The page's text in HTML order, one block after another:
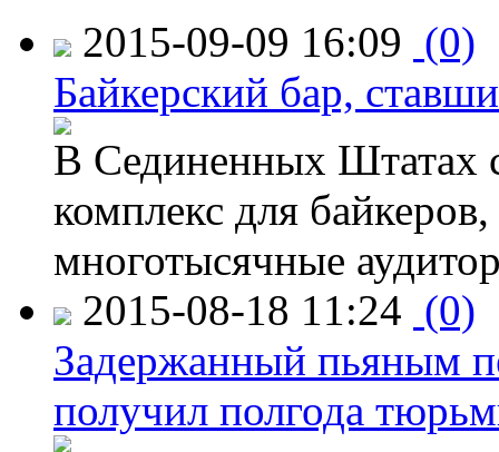
2015-09-09 16:09 (0)
Байкерский бар,
В Сединенных Штатах
комплекс для
многотысячные
2015-08-18 11:24 (0)
Задержанный пьяным
получил полгода